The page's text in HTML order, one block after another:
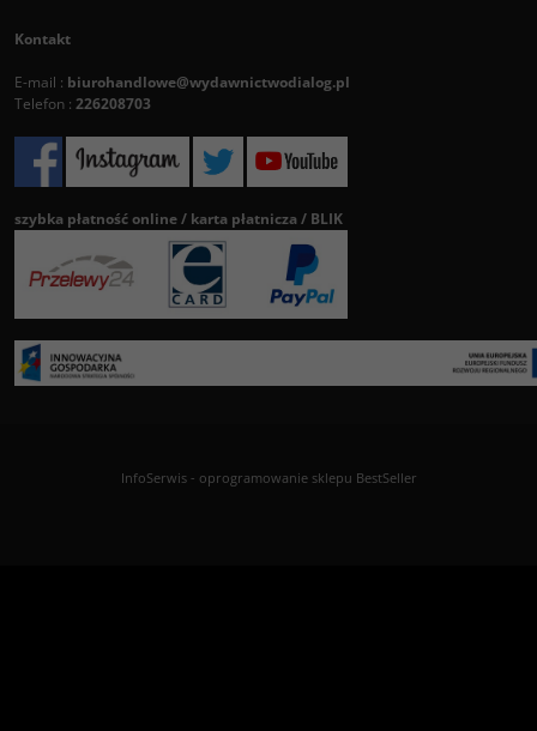
Kontakt
E-mail : biurohandlowe@wydawnictwodialog.pl
Telefon : 226208703
szybka płatność online / karta płatnicza / BLIK
InfoSerwis- oprogramowanie sklepu BestSeller